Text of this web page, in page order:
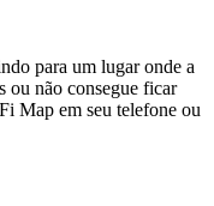
para um lugar onde a
ou não consegue ficar
Map em seu telefone ou